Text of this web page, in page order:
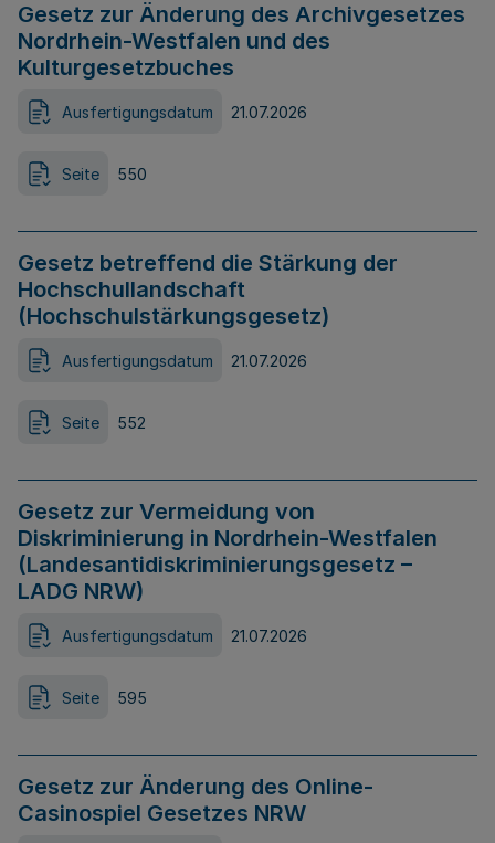
Gesetz zur Änderung des Archivgesetzes
Nordrhein-Westfalen und des
Kulturgesetzbuches
Ausfertigungsdatum 21.07.2026
Seite 550
Gesetz betreffend die Stärkung der
Hochschullandschaft
(Hochschulstärkungsgesetz)
Ausfertigungsdatum 21.07.2026
Seite 552
Gesetz zur Vermeidung von
Diskriminierung in Nordrhein-Westfalen
(Landesantidiskriminierungsgesetz –
LADG NRW)
Ausfertigungsdatum 21.07.2026
Seite 595
Gesetz zur Änderung des Online-
Casinospiel Gesetzes NRW